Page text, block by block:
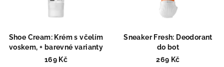
Shoe Cream: Krém s včelím
voskem, + barevné varianty
169 Kč
Sneaker Fresh: Deodorant
do bot
269 Kč